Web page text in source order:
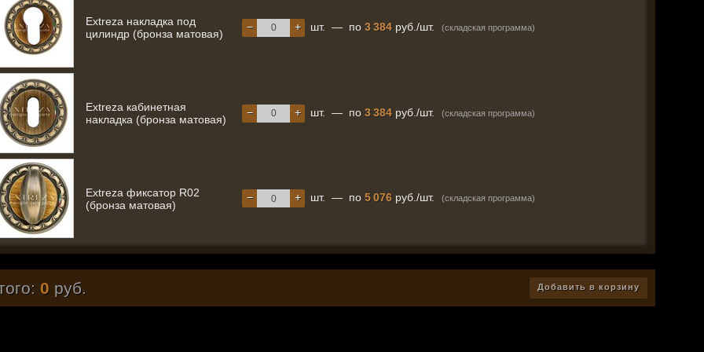
Extreza накладка под
цилиндр (бронза матовая)
+
− шт. — по 3 384 руб./шт. (складская программа)
Extreza кабинетная
накладка (бронза матовая)
+
− шт. — по 3 384 руб./шт. (складская программа)
Extreza фиксатор R02
(бронза матовая)
+
− шт. — по 5 076 руб./шт. (складская программа)
0 руб. Добавить в корзину